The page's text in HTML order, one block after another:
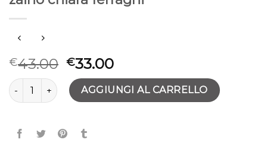
€43.00 €33.00
zaino chiara ferragni quantitàAGGIUNGI AL CARRELLO